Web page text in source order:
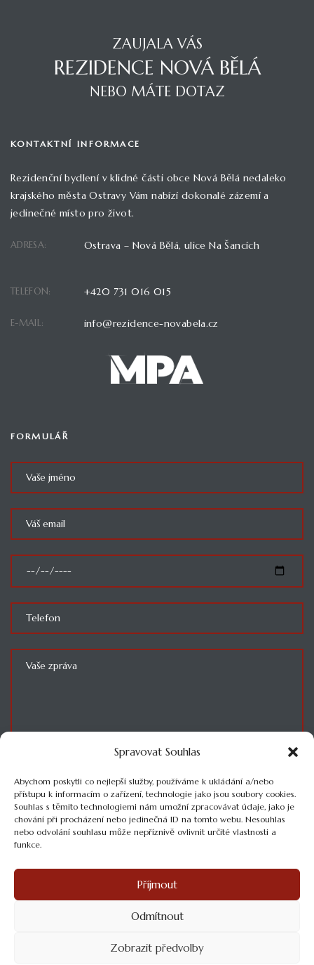
Spravovat Souhlas
Abychom poskytli co nejlepší služby, používáme k ukládání a/nebo
přístupu k informacím o zařízení, technologie jako jsou soubory cookies.
Souhlas s těmito technologiemi nám umožní zpracovávat údaje, jako je
chování při procházení nebo jedinečná ID na tomto webu. Nesouhlas
nebo odvolání souhlasu může nepříznivě ovlivnit určité vlastnosti a
funkce.
Příjmout
Odmítnout
Zobrazit předvolby
ZAUJALA VÁS
REZIDENCE NOVÁ BĚLÁ
NEBO MÁTE DOTAZ
KONTAKTNÍ INFORMACE
Rezidenční bydlení v klidné části obce Nová Bělá nedaleko
krajského města Ostravy Vám nabízí dokonalé zázemí a
jedinečné místo pro život.
ADRESA: Ostrava – Nová Bělá, ulice Na Šancích
TELEFON: +420 731 016 015
E-MAIL: info@rezidence-novabela.cz
FORMULÁŘ
SOUHLASÍM SE ZPRACOVÁNÍM OSOBNÍCH ÚDAJŮ